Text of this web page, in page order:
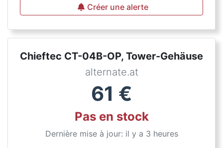
Créer une alerte
Chieftec CT-04B-OP, Tower-Gehäuse
alternate.at
61 €
Pas en stock
Dernière mise à jour: il y a 3 heures